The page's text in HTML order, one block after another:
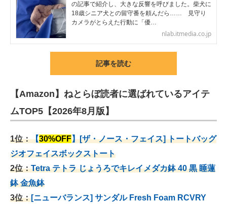
の記事で紹介し、大きな反響を呼びました。柴犬に
18歳シニア犬との留守番を頼んだら…… 見守り
カメラがとらえた行動に「優…
nlab.itmedia.co.jp
記事を読む
【Amazon】ねとらぼ読者に選ばれているアイテ
ムTOP5【2026年8月版】
1位：【30%OFF】[ザ・ノース・フェイス] トートバッグ
ジオフェイスボックストート
2位：Tetra テトラ じょうろでキレイメダカ鉢 40 黒 睡蓮
鉢 金魚鉢
3位：[ニューバランス] サンダル Fresh Foam RCVRY